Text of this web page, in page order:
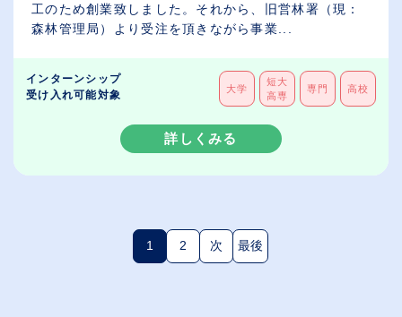
工のため創業致しました。それから、旧営林署（現：
森林管理局）より受注を頂きながら事業...
インターンシップ
受け入れ可能対象
大学
短大
高専
専門 高校
詳しくみる
1(現在のページ)
2 次 最後